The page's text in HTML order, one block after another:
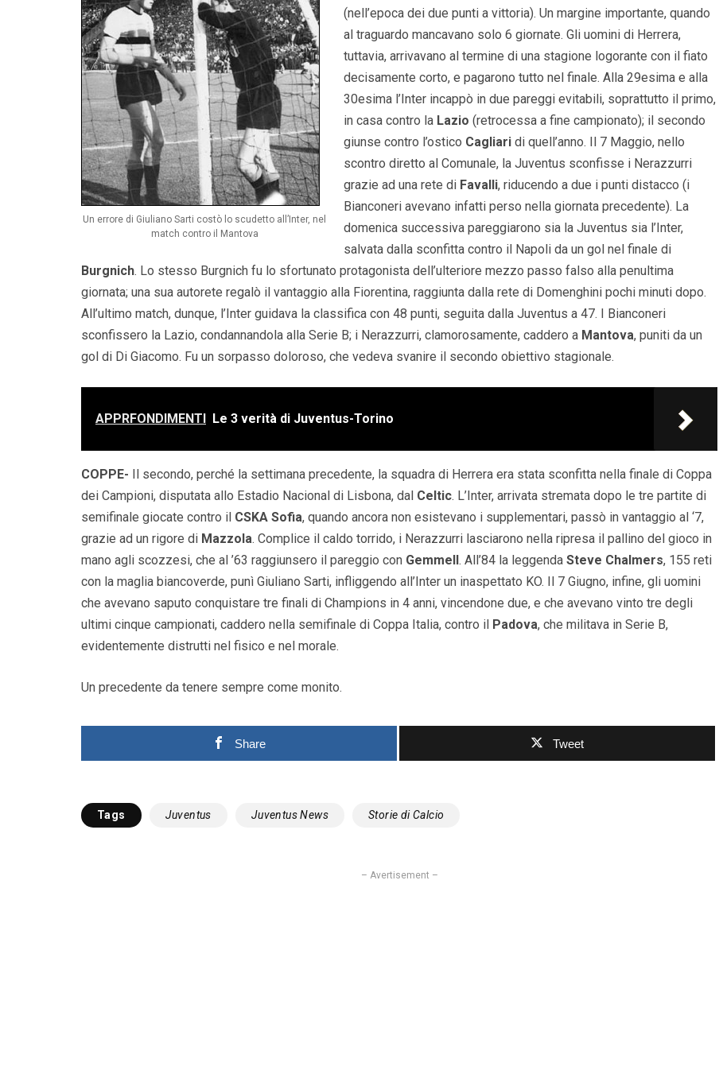
Un errore di Giuliano Sarti costò lo scudetto all’Inter, nel
match contro il Mantova
(nell’epoca dei due punti a vittoria). Un margine importante, quando
al traguardo mancavano solo 6 giornate. Gli uomini di Herrera,
tuttavia, arrivavano al termine di una stagione logorante con il fiato
decisamente corto, e pagarono tutto nel finale. Alla 29esima e alla
30esima l’Inter incappò in due pareggi evitabili, soprattutto il primo,
in casa contro la Lazio (retrocessa a fine campionato); il secondo
giunse contro l’ostico Cagliari di quell’anno. Il 7 Maggio, nello
scontro diretto al Comunale, la Juventus sconfisse i Nerazzurri
grazie ad una rete di Favalli, riducendo a due i punti distacco (i
Bianconeri avevano infatti perso nella giornata precedente). La
domenica successiva pareggiarono sia la Juventus sia l’Inter,
salvata dalla sconfitta contro il Napoli da un gol nel finale di
Burgnich. Lo stesso Burgnich fu lo sfortunato protagonista dell’ulteriore mezzo passo falso alla penultima
giornata; una sua autorete regalò il vantaggio alla Fiorentina, raggiunta dalla rete di Domenghini pochi minuti dopo.
All’ultimo match, dunque, l’Inter guidava la classifica con 48 punti, seguita dalla Juventus a 47. I Bianconeri
sconfissero la Lazio, condannandola alla Serie B; i Nerazzurri, clamorosamente, caddero a Mantova, puniti da un
gol di Di Giacomo. Fu un sorpasso doloroso, che vedeva svanire il secondo obiettivo stagionale.
APPRFONDIMENTI Le 3 verità di Juventus-Torino
COPPE- Il secondo, perché la settimana precedente, la squadra di Herrera era stata sconfitta nella finale di Coppa
dei Campioni, disputata allo Estadio Nacional di Lisbona, dal Celtic. L’Inter, arrivata stremata dopo le tre partite di
semifinale giocate contro il CSKA Sofia, quando ancora non esistevano i supplementari, passò in vantaggio al ‘7,
grazie ad un rigore di Mazzola. Complice il caldo torrido, i Nerazzurri lasciarono nella ripresa il pallino del gioco in
mano agli scozzesi, che al ’63 raggiunsero il pareggio con Gemmell. All’84 la leggenda Steve Chalmers, 155 reti
con la maglia biancoverde, punì Giuliano Sarti, infliggendo all’Inter un inaspettato KO. Il 7 Giugno, infine, gli uomini
che avevano saputo conquistare tre finali di Champions in 4 anni, vincendone due, e che avevano vinto tre degli
ultimi cinque campionati, caddero nella semifinale di Coppa Italia, contro il Padova, che militava in Serie B,
evidentemente distrutti nel fisico e nel morale.
Un precedente da tenere sempre come monito.
Share Tweet
Tags Juventus Juventus News Storie di Calcio
– Avertisement –